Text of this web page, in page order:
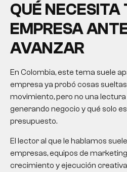
QUÉ NECESITA
EMPRESA
AVANZAR
En Colombia, este tema suele
empresa ya probó cosas
movimiento, pero no una
generando negocio y qué solo
presupuesto.
El lector al que le hablamos
empresas, equipos de
crecimiento y ejecución